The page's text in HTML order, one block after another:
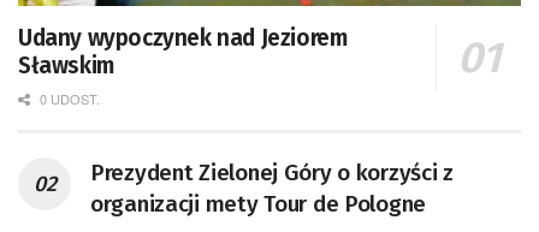
Udany wypoczynek nad Jeziorem
Sławskim
0 UDOST.
Prezydent Zielonej Góry o korzyści z
organizacji mety Tour de Pologne